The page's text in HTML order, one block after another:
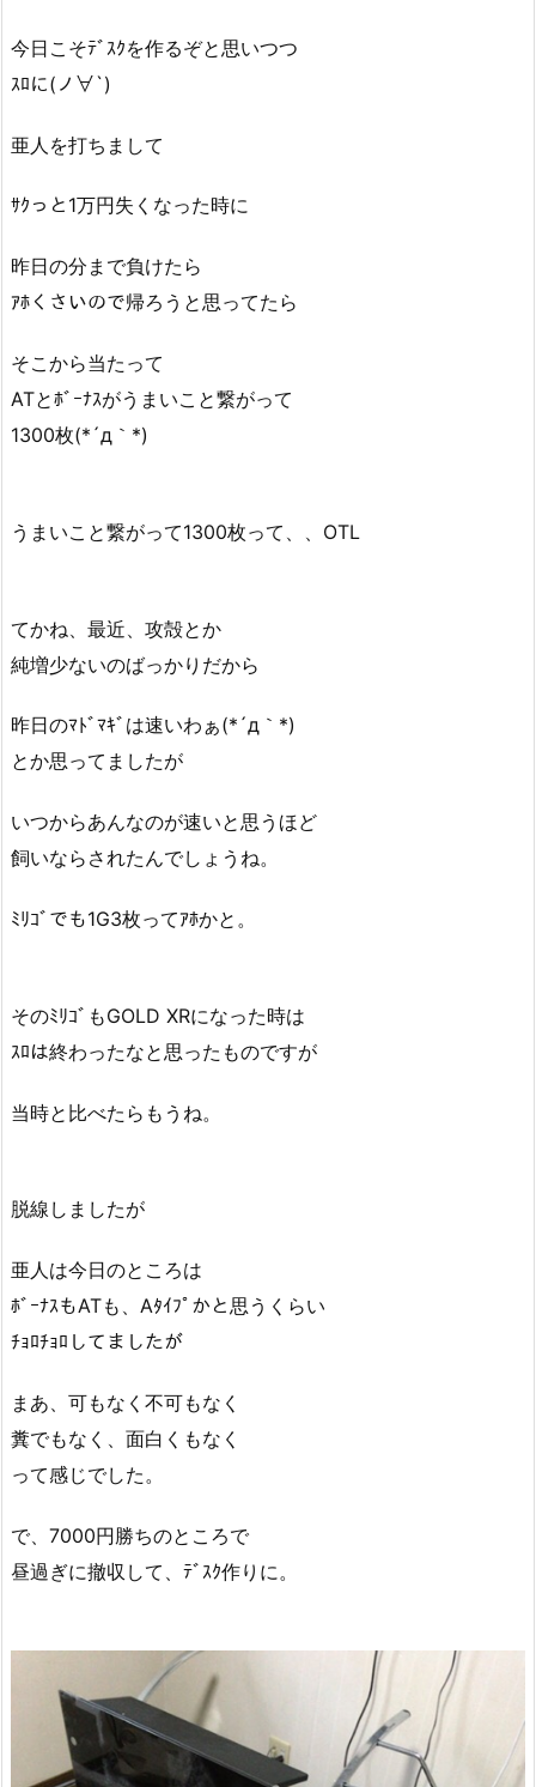
今日こそﾃﾞｽｸを作るぞと思いつつ
ｽﾛに(ノ∀`)
亜人を打ちまして
ｻｸっと1万円失くなった時に
昨日の分まで負けたら
ｱﾎくさいので帰ろうと思ってたら
そこから当たって
ATとﾎﾞｰﾅｽがうまいこと繋がって
1300枚(*´д｀*)
うまいこと繋がって1300枚って、、OTL
てかね、最近、攻殻とか
純増少ないのばっかりだから
昨日のﾏﾄﾞﾏｷﾞは速いわぁ(*´д｀*)
とか思ってましたが
いつからあんなのが速いと思うほど
飼いならされたんでしょうね。
ﾐﾘｺﾞでも1G3枚ってｱﾎかと。
そのﾐﾘｺﾞもGOLD XRになった時は
ｽﾛは終わったなと思ったものですが
当時と比べたらもうね。
脱線しましたが
亜人は今日のところは
ﾎﾞｰﾅｽもATも、Aﾀｲﾌﾟかと思うくらい
ﾁｮﾛﾁｮﾛしてましたが
まあ、可もなく不可もなく
糞でもなく、面白くもなく
って感じでした。
で、7000円勝ちのところで
昼過ぎに撤収して、ﾃﾞｽｸ作りに。